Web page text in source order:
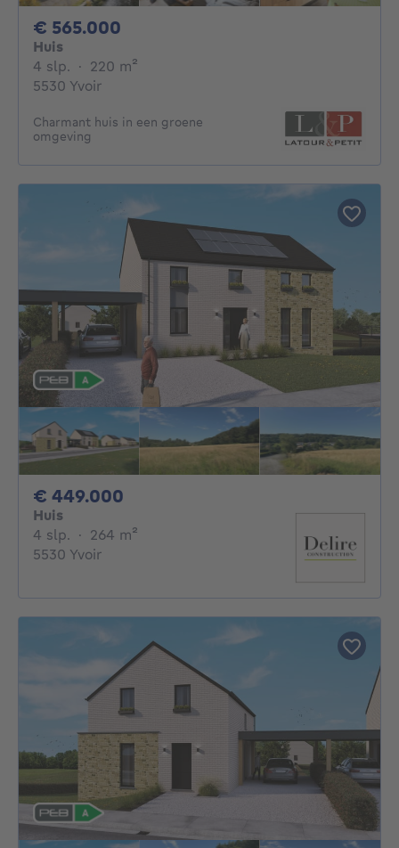
€ 565.000
Huis
4 slp. 4 slaapkamers
· 220 m²
5530 Yvoir
Charmant huis in een groene
omgeving
€ 449.000
Huis
4 slp. 4 slaapkamers
· 264 m²
5530 Yvoir